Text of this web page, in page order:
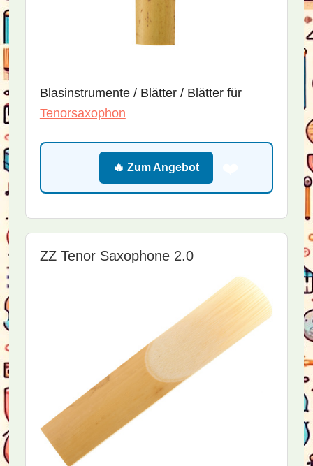
Blasinstrumente / Blätter / Blätter für
Tenorsaxophon
🔥 Zum Angebot
ZZ Tenor Saxophone 2.0